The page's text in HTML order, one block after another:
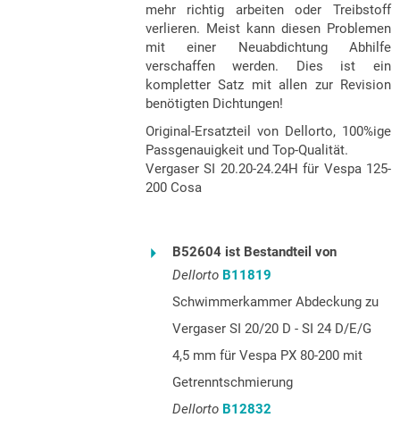
mehr richtig arbeiten oder Treibstoff
verlieren. Meist kann diesen Problemen
mit einer Neuabdichtung Abhilfe
verschaffen werden. Dies ist ein
kompletter Satz mit allen zur Revision
benötigten Dichtungen!
Original-Ersatzteil von Dellorto, 100%ige
Passgenauigkeit und Top-Qualität.
Vergaser SI 20.20-24.24H für Vespa 125-
200 Cosa
B52604 ist Bestandteil von
Dellorto B11819
Schwimmerkammer Abdeckung zu
Vergaser SI 20/20 D - SI 24 D/E/G
4,5 mm für Vespa PX 80-200 mit
Getrenntschmierung
Dellorto B12832